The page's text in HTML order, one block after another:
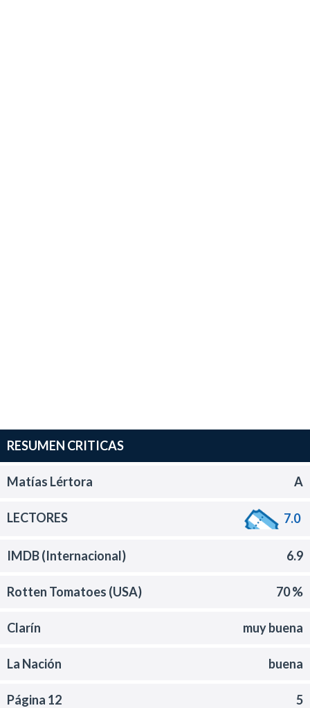
RESUMEN CRITICAS
Matías Lértora A
LECTORES 7.0
IMDB (Internacional) 6.9
Rotten Tomatoes (USA) 70 %
Clarín muy buena
La Nación buena
Página 12 5